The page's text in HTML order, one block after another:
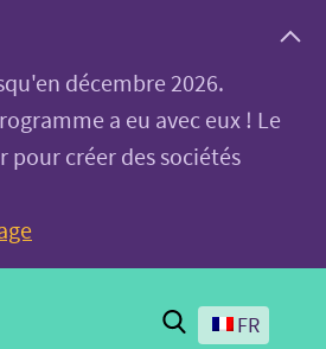
décembre 2026.
a eu avec eux ! Le
créer des sociétés
Search
FR